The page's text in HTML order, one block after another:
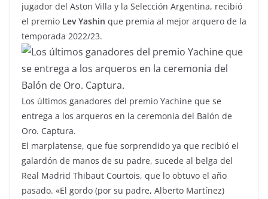
jugador del Aston Villa y la Selección Argentina, recibió
el premio Lev Yashin que premia al mejor arquero de la
temporada 2022/23.
Los últimos ganadores del premio Yachine que se
entrega a los arqueros en la ceremonia del Balón de
Oro. Captura.
El marplatense, que fue sorprendido ya que recibió el
galardón de manos de su padre, sucede al belga del
Real Madrid Thibaut Courtois, que lo obtuvo el año
pasado. «El gordo (por su padre, Alberto Martínez)